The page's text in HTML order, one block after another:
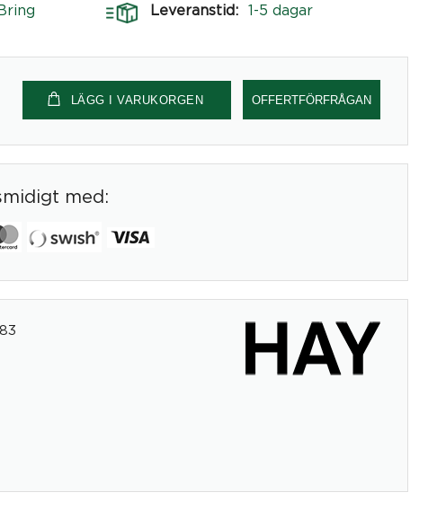
Leveranstid: 1-5 dagar
LÄGG I VARUKORGEN OFFERTFÖRFRÅGAN
med: